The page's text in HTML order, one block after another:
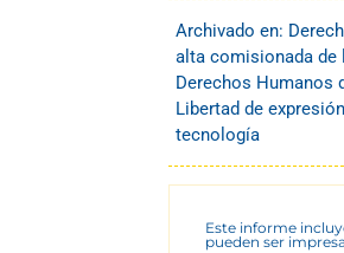
Archivado en:
alta comisionada de
Derechos Humanos
Libertad de expresión
tecnología
Este informe
pueden ser